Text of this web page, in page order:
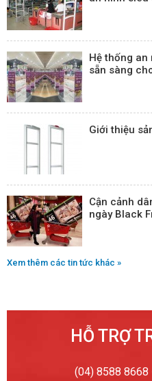
Hệ thống an
sẵn sàng
Giới thiệu
Cận cảnh
ngày Black
Xem thêm các tin tức khác »
HỖ TRỢ
(04) 8588